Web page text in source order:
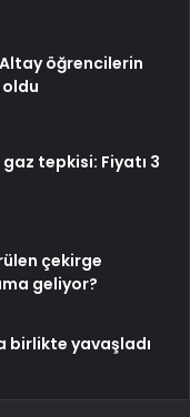
öğrencilerin
gaz tepkisi: Fiyatı 3
çekirge
geliyor?
birlikte yavaşladı